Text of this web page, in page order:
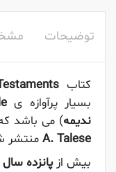
توضیحات
کتاب
بسیار پرآوازه ی
ندیمه) می باشد
A. Talese منتشر
بیش ازپانزده سال